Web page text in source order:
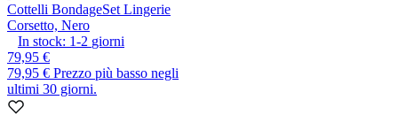
Cottelli BondageSet Lingerie
Corsetto, Nero
In stock: 1-2 giorni
79,95 €
79,95 € Prezzo più basso negli
ultimi 30 giorni.